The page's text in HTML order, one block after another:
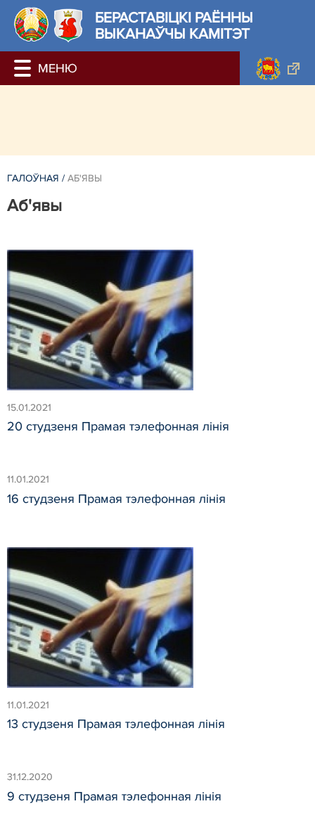
БЕРАСТАВIЦКI РАЁННЫ
ВЫКАНАЎЧЫ КАМІТЭТ
ГАЛОЎНАЯ / АБ'ЯВЫ
Аб'явы
15.01.2021
20 студзеня Прамая тэлефонная лінія
11.01.2021
16 студзеня Прамая тэлефонная лінія
11.01.2021
13 студзеня Прамая тэлефонная лінія
31.12.2020
9 студзеня Прамая тэлефонная лінія